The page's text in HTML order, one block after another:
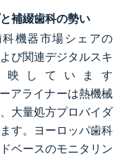
補綴歯科の勢い
機器市場シェアの
び関連デジタルスキ
しています
アライナーは熱機械
大量処方プロバイダ
す。ヨーロッパ歯科
ベースのモニタリン